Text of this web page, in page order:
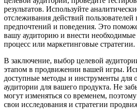
результатов. Используйте
отслеживания действий
предпочтений и поведения. Это
вашу аудиторию и внести
процесс или маркетинговые стратегии.
В заключение, выбор целевой
этапом в продвижении вашей игры.
доступные методы и инструменты для
аудитории для вашего продукта. Не
могут изменяться со временем,
свои исследования и стратегии